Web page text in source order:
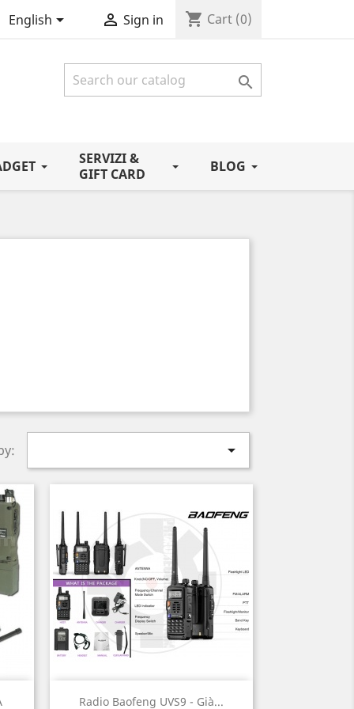
English  Sign in shopping_cart Cart (0)

SERVIZI &
GIFT CARD
BLOG

Radio Baofeng UVS9 - Già...
Quick view